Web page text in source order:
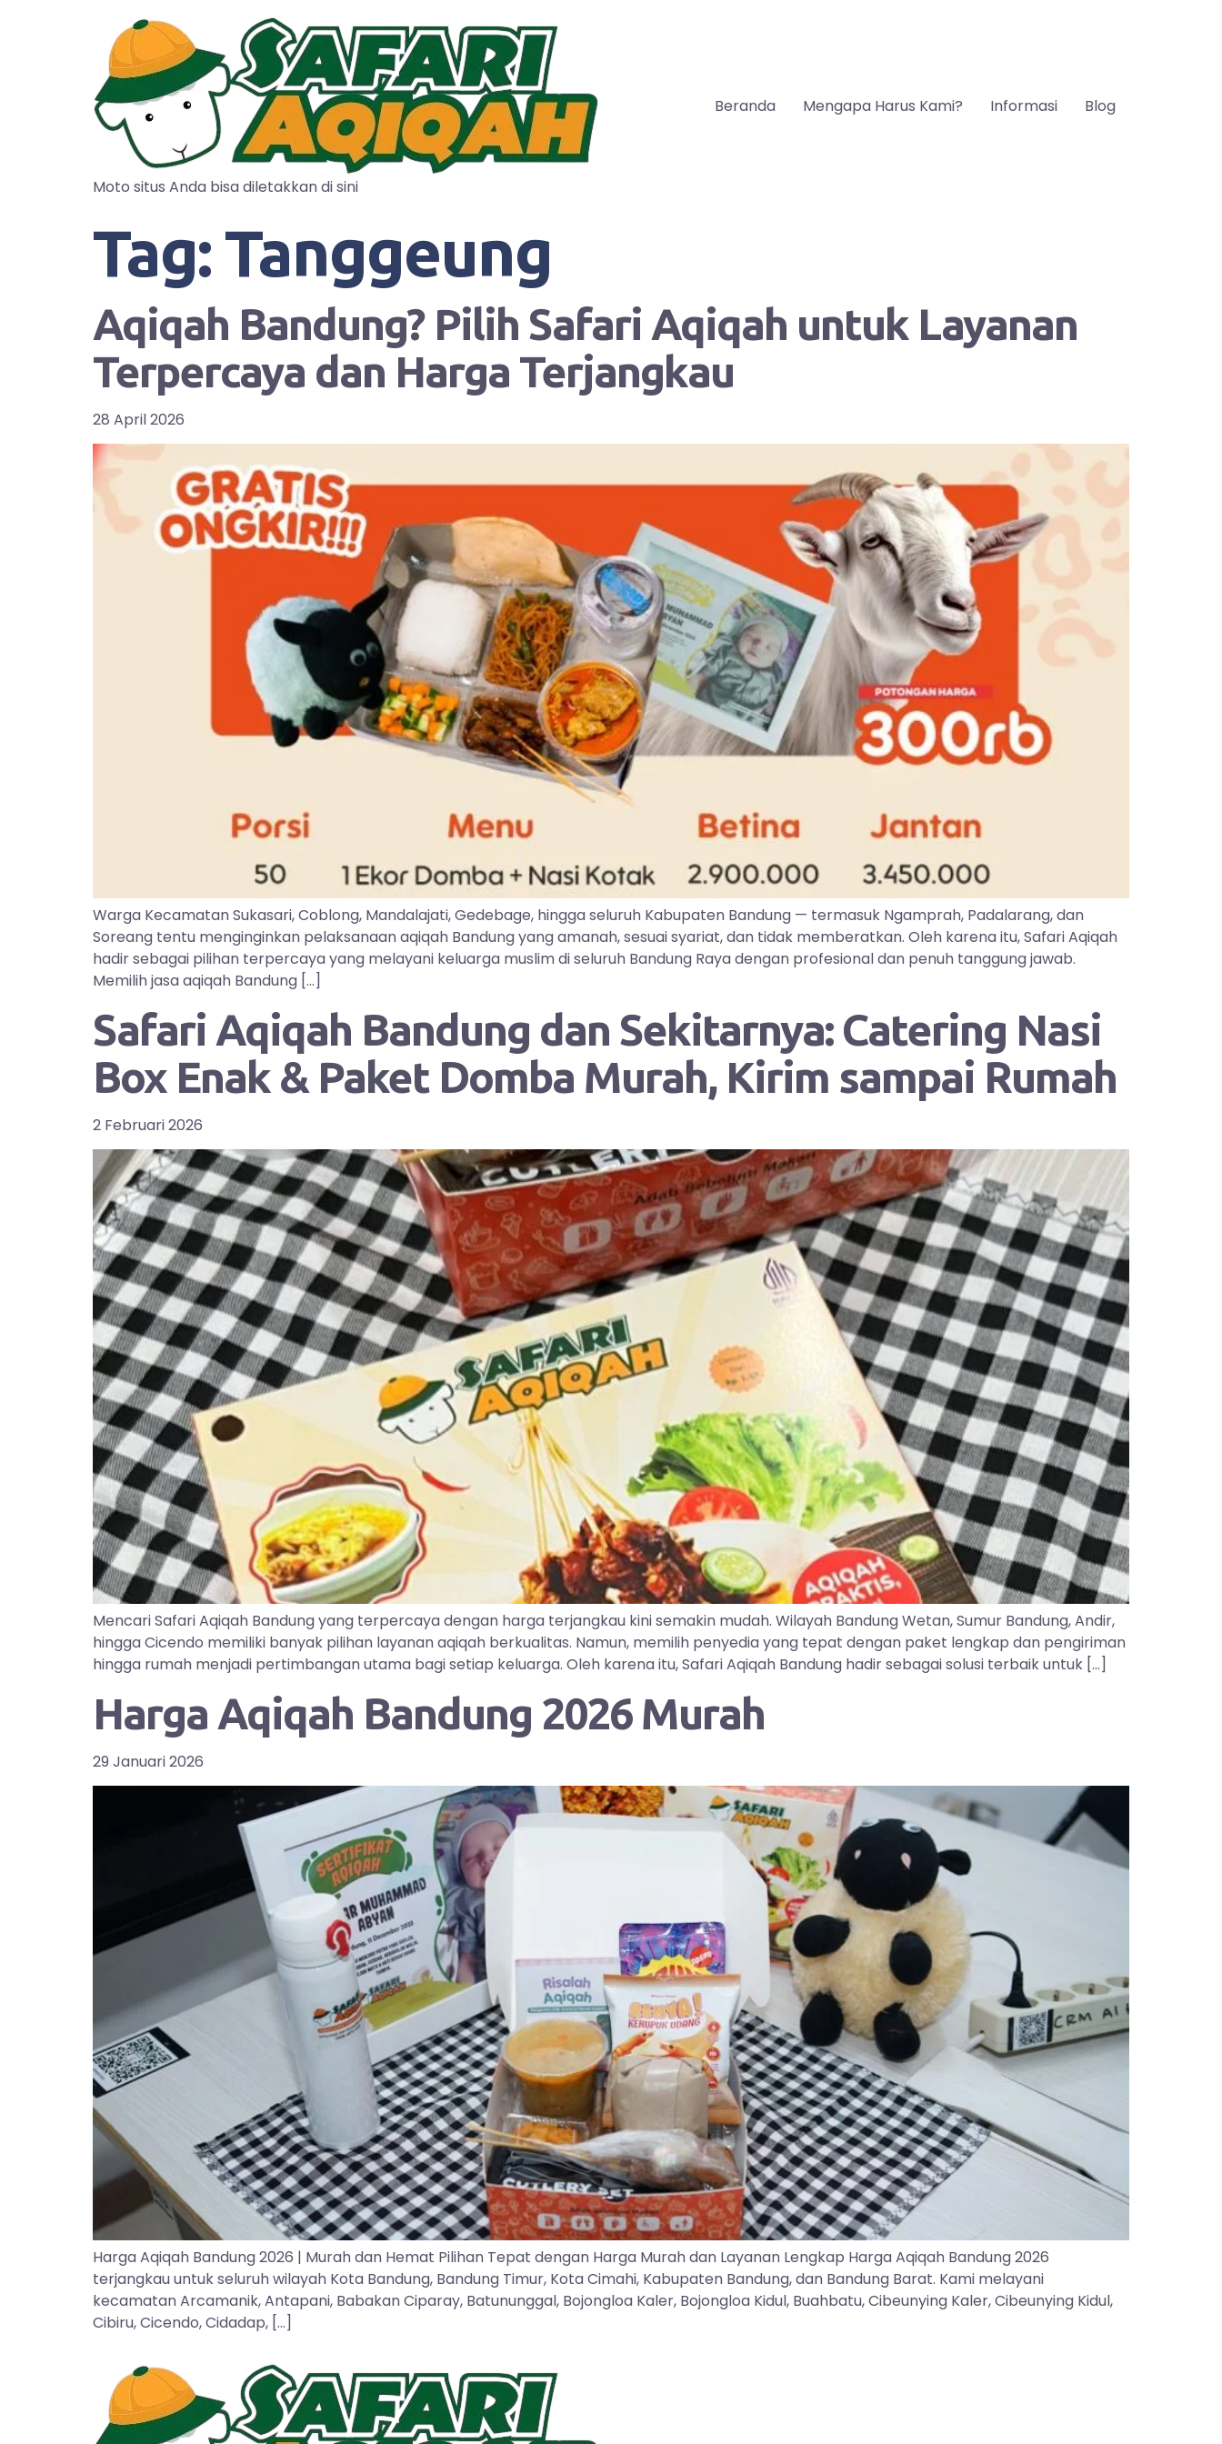
Moto situs Anda bisa diletakkan di sini
Beranda Mengapa Harus Kami? Informasi Blog
Tag:Tanggeung
Aqiqah Bandung? Pilih Safari Aqiqah untuk Layanan
Terpercaya dan Harga Terjangkau
28 April 2026
Warga Kecamatan Sukasari, Coblong, Mandalajati, Gedebage, hingga seluruh Kabupaten Bandung — termasuk Ngamprah, Padalarang, dan
Soreang tentu menginginkan pelaksanaan aqiqah Bandung yang amanah, sesuai syariat, dan tidak memberatkan. Oleh karena itu, Safari Aqiqah
hadir sebagai pilihan terpercaya yang melayani keluarga muslim di seluruh Bandung Raya dengan profesional dan penuh tanggung jawab.
Memilih jasa aqiqah Bandung […]
Safari Aqiqah Bandung dan Sekitarnya: Catering Nasi
Box Enak & Paket Domba Murah, Kirim sampai Rumah
2 Februari 2026
Mencari Safari Aqiqah Bandung yang terpercaya dengan harga terjangkau kini semakin mudah. Wilayah Bandung Wetan, Sumur Bandung, Andir,
hingga Cicendo memiliki banyak pilihan layanan aqiqah berkualitas. Namun, memilih penyedia yang tepat dengan paket lengkap dan pengiriman
hingga rumah menjadi pertimbangan utama bagi setiap keluarga. Oleh karena itu, Safari Aqiqah Bandung hadir sebagai solusi terbaik untuk […]
Harga Aqiqah Bandung 2026 Murah
29 Januari 2026
Harga Aqiqah Bandung 2026 | Murah dan Hemat Pilihan Tepat dengan Harga Murah dan Layanan Lengkap Harga Aqiqah Bandung 2026
terjangkau untuk seluruh wilayah Kota Bandung, Bandung Timur, Kota Cimahi, Kabupaten Bandung, dan Bandung Barat. Kami melayani
kecamatan Arcamanik, Antapani, Babakan Ciparay, Batununggal, Bojongloa Kaler, Bojongloa Kidul, Buahbatu, Cibeunying Kaler, Cibeunying Kidul,
Cibiru, Cicendo, Cidadap, […]